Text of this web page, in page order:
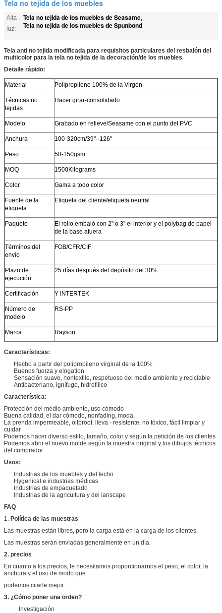
Tela no tejida de los muebles
Alta
luz:
Tela no tejida de los muebles de Seasame,
Tela no tejida de los muebles de Spunbond
Tela anti no tejida modificada para requisitos particulares del resbalón del
multicolor para la tela no tejida de la decoración/de los muebles
Detalle rápido:
Material Polipropileno 100% de la Virgen
Técnicas no
tejidas
Hacer girar-consolidado
Modelo Grabado en relieve/Seasame con el punto del PVC
Anchura 100-320cm/39"--126"
Peso 50-150gsm
MOQ 1500Kilograms
Color Gama a todo color
Fuente de la
etiqueta
Etiqueta del cliente/etiqueta neutral
Paquete
El rollo embaló con 2" o 3" el interior y el polybag de papel
de la base afuera
Términos del
envío
FOB/CFR/CIF
Plazo de
ejecución
25 días después del depósito del 30%
Certificación Y INTERTEK
Número de
modelo
RS-PP
Marca Rayson
Características:
Hecho a partir del polipropileno virginal de la 100%
Buenos fuerza y elogation
Sensación suave, nontextile, respetuoso del medio ambiente y reciclable
Antibacteriano, ignífugo, hidrofílico
Característica:
Protección del medio ambiente, uso cómodo
Buena calidad, el dar cómodo, nonfading, moda.
La prenda impermeable, oilproof, lleva - resistente, no tóxico, fácil limpiar y
cuidar
Podemos hacer diverso estilo, tamaño, color y según la petición de los clientes
Podemos abrir el nuevo molde según la muestra original y los dibujos técnicos
del comprador
Usos:
Industrias de los muebles y del lecho
Hygenical e industrias médicas
Industrias de empaquetado
Industrias de la agricultura y del lanscape
FAQ
1. Política de las muestras
Las muestras están libres, pero la carga está en la carga de los clientes
Las muestras serán enviadas generalmente en un día.
2. precios
En cuanto a los precios, le necesitamos proporcionarnos el peso, el color, la
anchura y el uso de modo que
podemos citarle mejor.
3. ¿Cómo poner una orden?
Investigación